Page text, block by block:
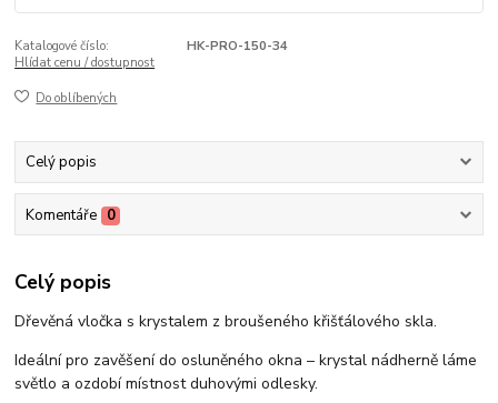
Katalogové číslo:
HK-PRO-150-34
Hlídat cenu / dostupnost
Do oblíbených
Celý popis
Komentáře 0
Celý popis
Dřevěná vločka s krystalem z broušeného křišťálového skla.
Ideální pro zavěšení do osluněného okna – krystal nádherně láme
světlo a ozdobí místnost duhovými odlesky.